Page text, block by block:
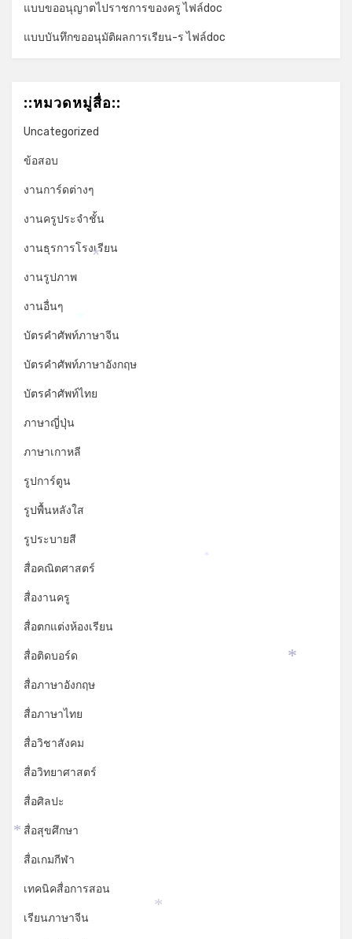
แบบขออนุญาตไปราชการของครู ไฟล์doc
แบบบันทึกขออนุมัติผลการเรียน-ร ไฟล์doc
::หมวดหมู่สื่อ::
Uncategorized
ข้อสอบ
งานการ์ดต่างๆ
งานครูประจำชั้น
งานธุรการโรงเรียน
งานรูปภาพ
งานอื่นๆ
บัตรคำศัพท์ภาษาจีน
บัตรคำศัพท์ภาษาอังกฤษ
บัตรคำศัพท์ไทย
ภาษาญี่ปุ่น
ภาษาเกาหลี
รูปการ์ตูน
รูปพื้นหลังใส
รูประบายสี
สื่อคณิตศาสตร์
สื่องานครู
สื่อตกแต่งห้องเรียน
สื่อติดบอร์ด
สื่อภาษาอังกฤษ
สื่อภาษาไทย
สื่อวิชาสังคม
สื่อวิทยาศาสตร์
สื่อศิลปะ
สื่อสุขศึกษา
สื่อเกมกีฬา
เทคนิคสื่อการสอน
เรียนภาษาจีน
*